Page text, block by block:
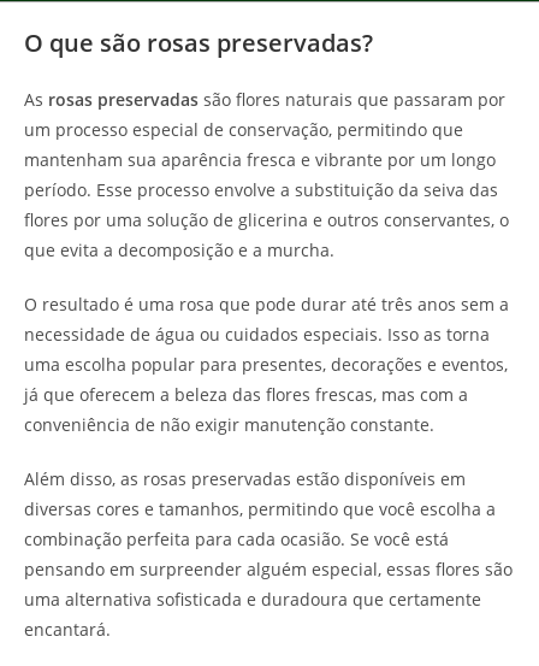
O que são rosas preservadas?
As rosas preservadas são flores naturais que passaram por
um processo especial de conservação, permitindo que
mantenham sua aparência fresca e vibrante por um longo
período. Esse processo envolve a substituição da seiva das
flores por uma solução de glicerina e outros conservantes, o
que evita a decomposição e a murcha.
O resultado é uma rosa que pode durar até três anos sem a
necessidade de água ou cuidados especiais. Isso as torna
uma escolha popular para presentes, decorações e eventos,
já que oferecem a beleza das flores frescas, mas com a
conveniência de não exigir manutenção constante.
Além disso, as rosas preservadas estão disponíveis em
diversas cores e tamanhos, permitindo que você escolha a
combinação perfeita para cada ocasião. Se você está
pensando em surpreender alguém especial, essas flores são
uma alternativa sofisticada e duradoura que certamente
encantará.